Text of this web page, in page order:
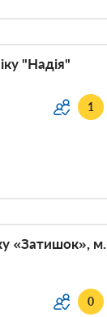
"Надія"
1
«Затишок», м.
0